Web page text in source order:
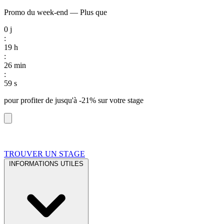
Promo du week-end — Plus que
0 j
:
19 h
:
26 min
:
58 s
pour profiter de jusqu'à -21% sur votre stage
TROUVER UN STAGE
INFORMATIONS UTILES